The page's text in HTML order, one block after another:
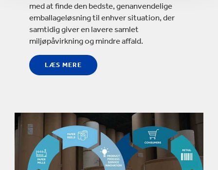
med at finde den bedste, genanvendelige
emballageløsning til enhver situation, der
samtidig giver en lavere samlet
miljøpåvirkning og mindre affald.
LÆS MERE